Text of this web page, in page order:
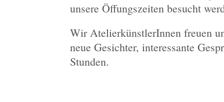
unsere Öffungszeiten besucht
Wir AtelierkünstlerInnen freuen
neue Gesichter, interessante
Stunden.